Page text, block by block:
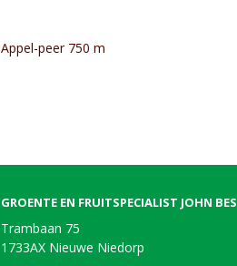
Appel-peer 750 m
GROENTE EN FRUITSPECIALIST JOHN BES
Trambaan 75
1733AX Nieuwe Niedorp